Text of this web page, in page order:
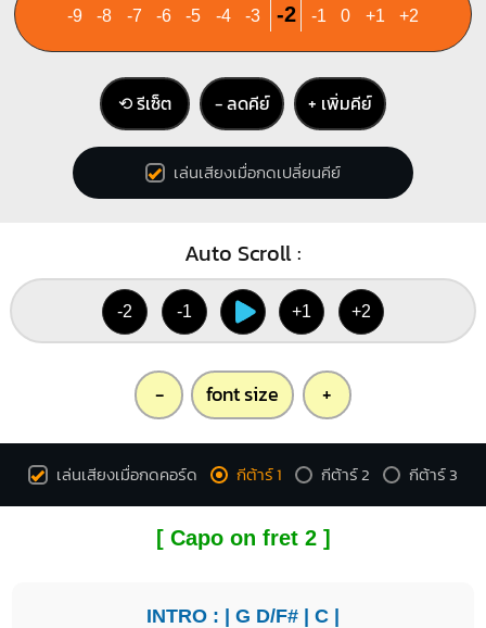
-9 -8 -7 -6 -5 -4 -3 -2 -1 0 +1 +2
⟲ รีเซ็ต − ลดคีย์ + เพิ่มคีย์
เล่นเสียงเมื่อกดเปลี่ยนคีย์
Auto Scroll :
-2 -1 +1 +2
- font size +
เล่นเสียงเมื่อกดคอร์ด กีต้าร์ 1 กีต้าร์ 2 กีต้าร์ 3
[ Capo on fret 2 ]
INTRO : | G D/F# | C |